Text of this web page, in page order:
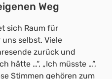
Weg
sich Raum für
selbst. Viele
zurück und
hätte …“, „Ich müsste …“,
Stimmen gehören zum